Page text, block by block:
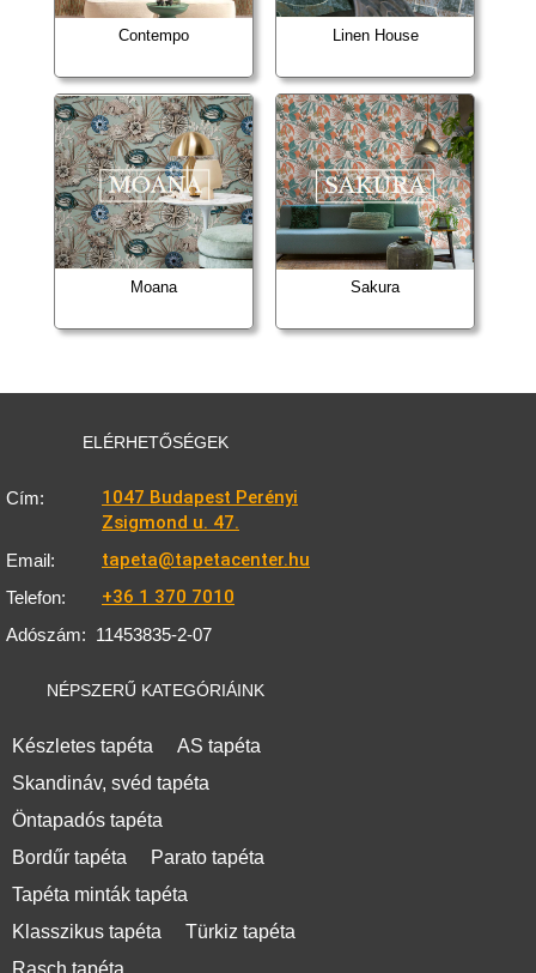
Contempo Linen House
Moana Sakura
ELÉRHETŐSÉGEK
Cím:
1047 Budapest Perényi
Zsigmond u. 47.
Email: tapeta@tapetacenter.hu
Telefon: +36 1 370 7010
Adószám: 11453835-2-07
NÉPSZERŰ KATEGÓRIÁINK
Készletes tapéta
AS tapéta
Skandináv, svéd tapéta
Öntapadós tapéta
Bordűr tapéta
Parato tapéta
Tapéta minták tapéta
Klasszikus tapéta
Türkiz tapéta
Rasch tapéta